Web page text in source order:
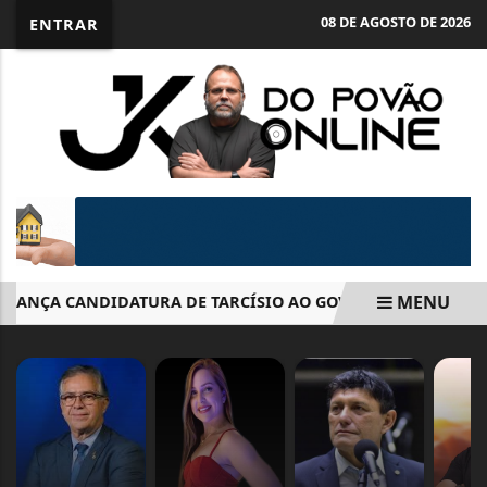
ENTRAR 08 DE AGOSTO DE 2026
CANDIDATURA DE TARCÍSIO AO GOVERNO DE SÃO
MENU